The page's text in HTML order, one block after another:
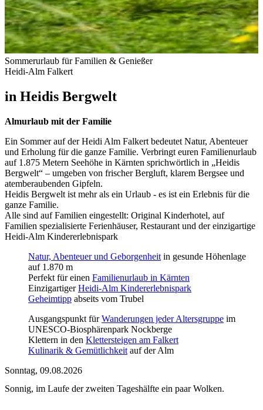
Sommerurlaub für Familien & Genießer
Heidi-Alm Falkert
in Heidis Bergwelt
Almurlaub mit der Familie
Ein Sommer auf der Heidi Alm Falkert bedeutet Natur, Abenteuer
und Erholung für die ganze Familie. Verbringt euren Familienurlaub
auf 1.875 Metern Seehöhe in Kärnten sprichwörtlich in „Heidis
Bergwelt“ – umgeben von frischer Bergluft, klarem Bergsee und
atemberaubenden Gipfeln.
Heidis Bergwelt ist mehr als ein Urlaub - es ist ein Erlebnis für die
ganze Familie.
Alle sind auf Familien eingestellt: Original Kinderhotel, auf
Familien spezialisierte Ferienhäuser, Restaurant und der einzigartige
Heidi-Alm Kindererlebnispark
Natur, Abenteuer und Geborgenheit in gesunde Höhenlage
auf 1.870 m
Perfekt für einen Familienurlaub in Kärnten
EinzigartigerHeidi-Alm Kindererlebnispark
Geheimtipp abseits vom Trubel
Ausgangspunkt fürWanderungen jeder Altersgruppe im
UNESCO-Biosphärenpark Nockberge
Klettern in den Klettersteigen am Falkert
Kulinarik & Gemütlichkeit auf der Alm
Sonntag, 09.08.2026
Sonnig, im Laufe der zweiten Tageshälfte ein paar Wolken.